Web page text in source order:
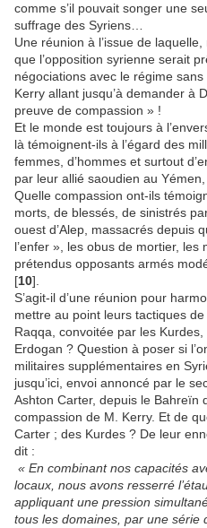
comme s’il pouvait songer une
suffrage des Syriens…
Une réunion à l’issue de
que l’opposition syrienne serait
négociations avec le régime
Kerry allant jusqu’à demander à
preuve de compassion » !
Et le monde est toujours à
là témoignent-ils à l’égard des
femmes, d’hommes et surtout
par leur allié saoudien au
Quelle compassion ont-ils
morts, de blessés, de sinistrés
ouest d’Alep, massacrés depuis
l’enfer », les obus de mortier,
prétendus opposants armés
[10].
S’agit-il d’une réunion pour
mettre au point leurs tactiques
Raqqa, convoitée par les
Erdogan ? Question à poser si
militaires supplémentaires en
jusqu’ici, envoi annoncé par le
Ashton Carter, depuis le Bahreïn
compassion de M. Kerry. Et de
Carter ; des Kurdes ? De leur
dit :
« En combinant nos capacités
locaux, nous avons resserré
appliquant une pression
tous les domaines, par une série